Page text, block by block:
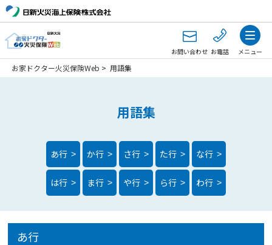
お問い合わせ お電話 メニュー
お家ドクター火災保険Web > 用語集
用語集
あ行 > か行 > さ行 > た行 > な行 >
は行 > ま行 > や行 > ら行 > わ行 >
あ行